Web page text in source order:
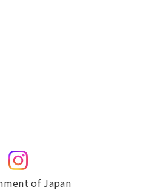
of Japan